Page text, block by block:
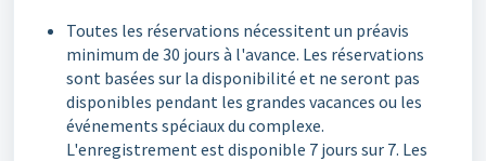
Toutes les réservations nécessitent un préavis
minimum de 30 jours à l'avance. Les réservations
sont basées sur la disponibilité et ne seront pas
disponibles pendant les grandes vacances ou les
événements spéciaux du complexe.
L'enregistrement est disponible 7 jours sur 7. Les